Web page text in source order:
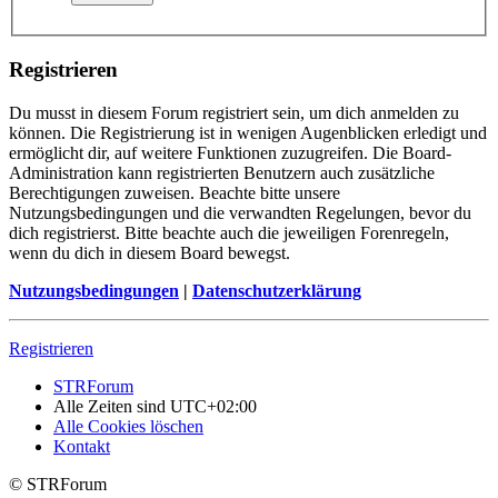
Registrieren
Du musst in diesem Forum registriert sein, um dich anmelden zu
können. Die Registrierung ist in wenigen Augenblicken erledigt und
ermöglicht dir, auf weitere Funktionen zuzugreifen. Die Board-
Administration kann registrierten Benutzern auch zusätzliche
Berechtigungen zuweisen. Beachte bitte unsere
Nutzungsbedingungen und die verwandten Regelungen, bevor du
dich registrierst. Bitte beachte auch die jeweiligen Forenregeln,
wenn du dich in diesem Board bewegst.
Nutzungsbedingungen | Datenschutzerklärung
Registrieren
STRForum
Alle Zeiten sind UTC+02:00
Alle Cookies löschen
Kontakt
© STRForum